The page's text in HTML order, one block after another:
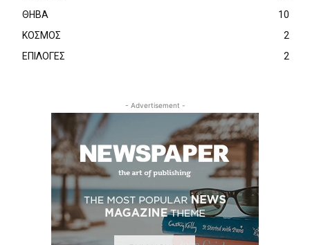
ΘΗΒΑ
10
ΚΟΣΜΟΣ
2
ΕΠΙΛΟΓΕΣ
2
- Advertisement -